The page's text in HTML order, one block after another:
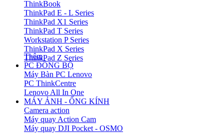
ThinkBook
ThinkPad E - L Series
ThinkPad X1 Series
ThinkPad T Series
Workstation P Series
ThinkPad X Series
ThinkPad Z Series
Thêm
PC ĐỒNG BỘ
Máy Bàn PC Lenovo
PC ThinkCentre
Lenovo All In One
MÁY ẢNH - ỐNG KÍNH
Camera action
Máy quay Action Cam
Máy quay DJI Pocket - OSMO